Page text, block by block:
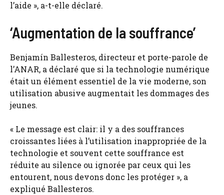
l’aide », a-t-elle déclaré.
‘Augmentation de la souffrance’
Benjamín Ballesteros, directeur et porte-parole de
l’ANAR, a déclaré que si la technologie numérique
était un élément essentiel de la vie moderne, son
utilisation abusive augmentait les dommages des
jeunes.
« Le message est clair: il y a des souffrances
croissantes liées à l’utilisation inappropriée de la
technologie et souvent cette souffrance est
réduite au silence ou ignorée par ceux qui les
entourent, nous devons donc les protéger », a
expliqué Ballesteros.